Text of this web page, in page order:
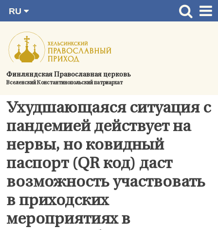
содержимому
Финляндская Православная церковь
Вселенский Константинопольский патриархат
RU
SV
EN
UA
Главная страница
Актуальное
Україна
О приходе
Контактная информация
Ухудшающаяся ситуация с
пандемией действует на
нервы, но ковидный
паспорт (QR код) даст
возможность участвовать
в приходских
мероприятиях в